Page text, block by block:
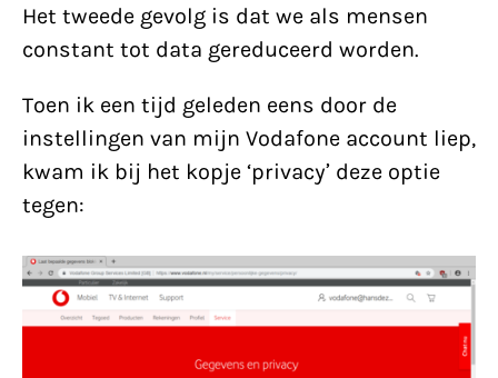
Het tweede gevolg is dat we als mensen
constant tot data gereduceerd worden.
Toen ik een tijd geleden eens door de
instellingen van mijn Vodafone account liep,
kwam ik bij het kopje ‘privacy’ deze optie
tegen: